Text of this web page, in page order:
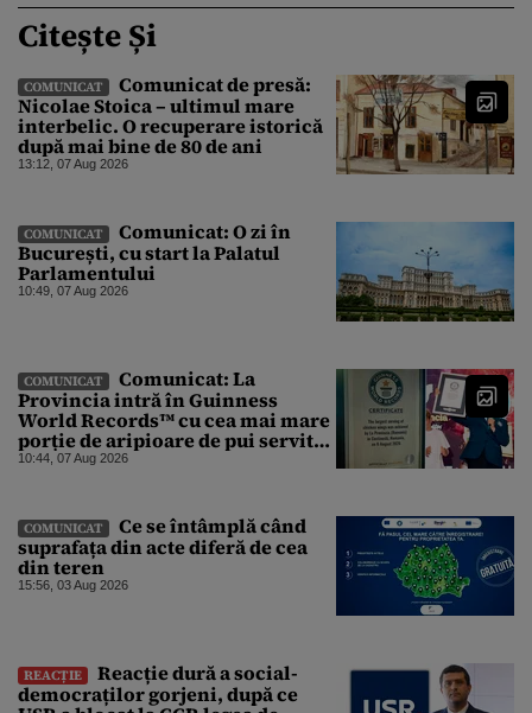
Citește Și
COMUNICAT
Comunicat de presă:
Nicolae Stoica – ultimul mare
interbelic. O recuperare istorică
după mai bine de 80 de ani
13:12, 07 Aug 2026
COMUNICAT
Comunicat: O zi în
București, cu start la Palatul
Parlamentului
10:49, 07 Aug 2026
COMUNICAT
Comunicat: La
Provincia intră în Guinness
World Records™ cu cea mai mare
porție de aripioare de pui servită
la un eveniment
10:44, 07 Aug 2026
COMUNICAT
Ce se întâmplă când
suprafața din acte diferă de cea
din teren
15:56, 03 Aug 2026
REACȚIE
Reacție dură a social-
democraților gorjeni, după ce